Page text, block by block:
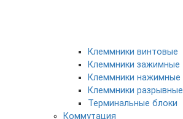
Клеммники винтовые
Клеммники зажимные
Клеммники нажимные
Клеммники разрывные
Терминальные блоки
Коммутация